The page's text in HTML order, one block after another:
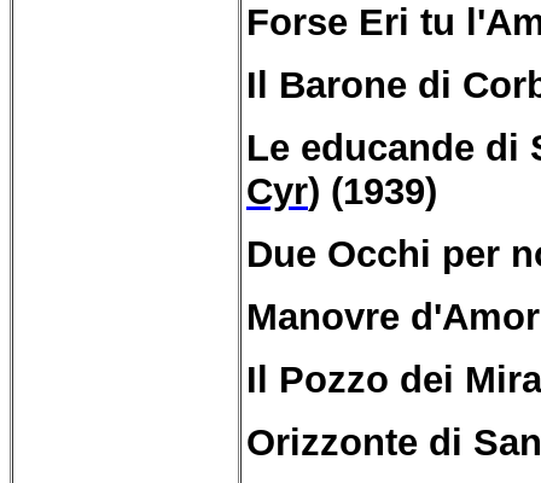
Forse Eri tu
Il Barone di
Le educande di
Cyr) (1939)
Due Occhi per
Manovre
Il Pozzo dei
Orizzonte di